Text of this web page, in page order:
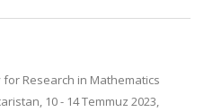
Research in Mathematics
10 - 14 Temmuz 2023,